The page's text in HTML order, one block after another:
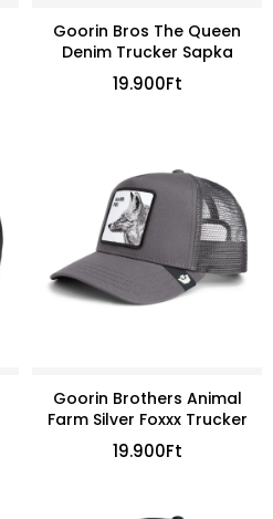
Goorin Bros The Queen
Denim Trucker Sapka
19.900Ft
Goorin Brothers Animal
Farm Silver Foxxx Trucker
19.900Ft